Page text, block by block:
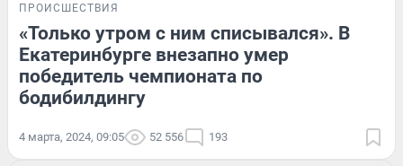
ПРОИСШЕСТВИЯ
«Только утром с ним списывался». В
Екатеринбурге внезапно умер
победитель чемпионата по
бодибилдингу
4 марта, 2024, 09:05 52 556 193